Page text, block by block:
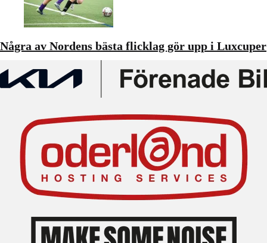
Några av Nordens bästa flicklag gör upp i Luxcuper